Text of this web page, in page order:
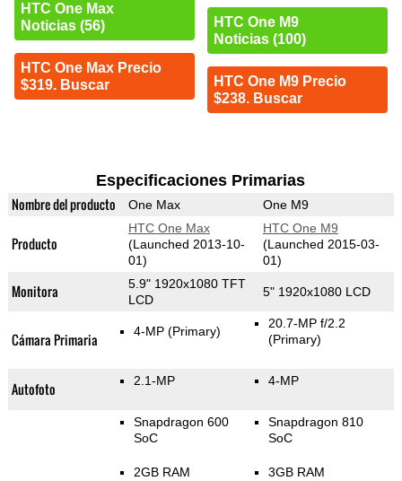
HTC One Max
Noticias (56)
HTC One Max Precio
$319. Buscar
HTC One M9
Noticias (100)
HTC One M9 Precio
$238. Buscar
Especificaciones Primarias
Nombre del producto One Max One M9
Producto
HTC One Max
(Launched 2013-10-
01)
HTC One M9
(Launched 2015-03-
01)
Monitora
5.9" 1920x1080 TFT
LCD
5" 1920x1080 LCD
Cámara Primaria 4-MP (Primary)
20.7-MP f/2.2
(Primary)
Autofoto 2.1-MP 4-MP
Snapdragon 600
SoC
2GB RAM
Snapdragon 810
SoC
3GB RAM